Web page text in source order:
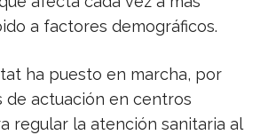
a factores demográficos.
ha puesto en marcha, por
de actuación en centros
regular la atención sanitaria al